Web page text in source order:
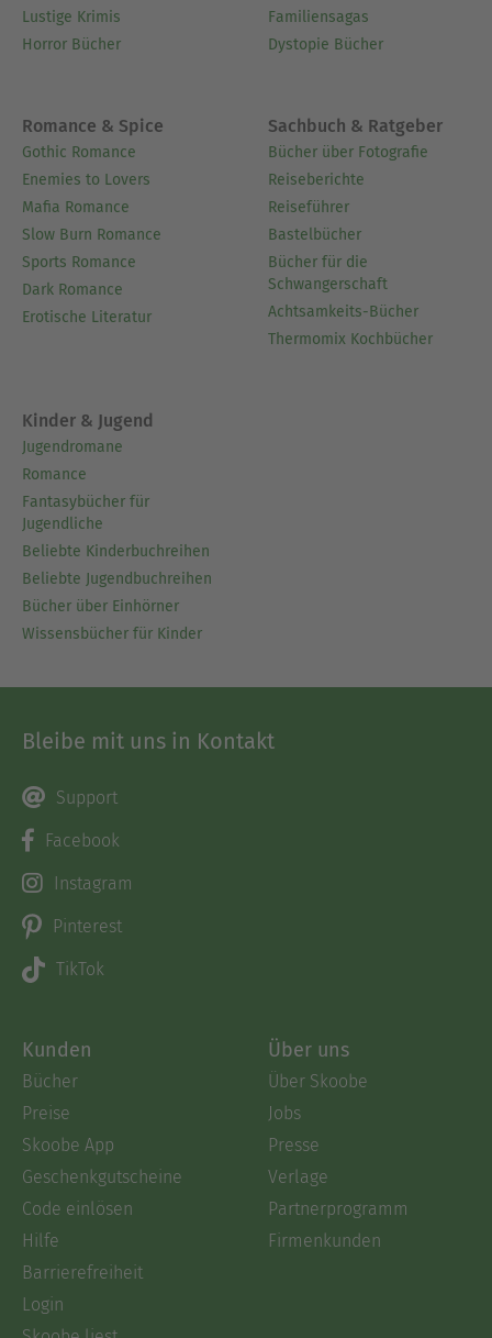
Lustige Krimis
Horror Bücher
Familiensagas
Dystopie Bücher
Romance & Spice
Gothic Romance
Enemies to Lovers
Mafia Romance
Slow Burn Romance
Sports Romance
Dark Romance
Erotische Literatur
Sachbuch & Ratgeber
Bücher über Fotografie
Reiseberichte
Reiseführer
Bastelbücher
Bücher für die
Schwangerschaft
Achtsamkeits-Bücher
Thermomix Kochbücher
Kinder & Jugend
Jugendromane
Romance
Fantasybücher für
Jugendliche
Beliebte Kinderbuchreihen
Beliebte Jugendbuchreihen
Bücher über Einhörner
Wissensbücher für Kinder
Bleibe mit uns in Kontakt
Support
Facebook
Instagram
Pinterest
TikTok
Kunden
Bücher
Preise
Skoobe App
Geschenkgutscheine
Code einlösen
Hilfe
Barrierefreiheit
Login
Über uns
Über Skoobe
Jobs
Presse
Verlage
Partnerprogramm
Firmenkunden